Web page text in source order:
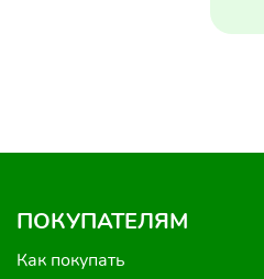
ПОКУПАТЕЛЯМ
Как покупать